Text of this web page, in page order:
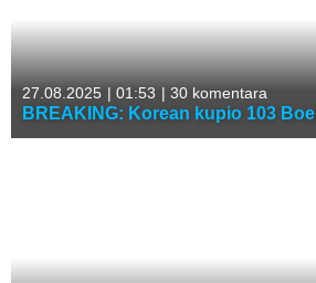
27.08.2025 | 01:53 | 30 komentara
BREAKING: Korean kupio 103